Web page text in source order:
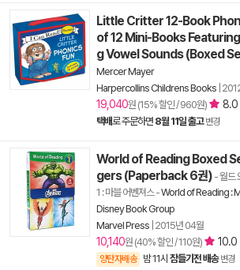
Little Critter 12-Book
of 12 Mini-Books
g Vowel Sounds (Boxed
Mercer Mayer
Harpercollins Childrens Books
19,040원 (15% 할인 / 960원) 8.0
택배로 주문하면 8월 11일 출고 변경
World of Reading Boxed
gers (Paperback 6권) - 월드
1 : 마블 어벤져스-World of Reading :
Disney Book Group
Marvel Press 2015년 04월
10,140원 (40% 할인 / 110원) 10.0
양탄자배송 밤 11시 잠들기전 배송 변경